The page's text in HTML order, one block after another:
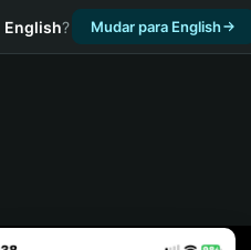
English? Mudar para English